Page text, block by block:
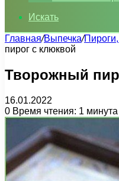
Искать
Главная/Выпечка/
пирог с клюквой
Творожный
16.01.2022
0 Время чтения: 1 минута